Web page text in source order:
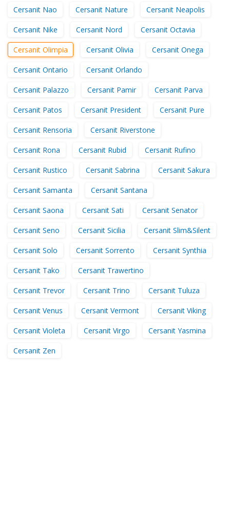
Cersanit Nao Cersanit Nature Cersanit Neapolis
Cersanit Nike Cersanit Nord Cersanit Octavia
Cersanit Olimpia Cersanit Olivia Cersanit Onega
Cersanit Ontario Cersanit Orlando
Cersanit Palazzo Cersanit Pamir Cersanit Parva
Cersanit Patos Cersanit President Cersanit Pure
Cersanit Rensoria Cersanit Riverstone
Cersanit Rona Cersanit Rubid Cersanit Rufino
Cersanit Rustico Cersanit Sabrina Cersanit Sakura
Cersanit Samanta Cersanit Santana
Cersanit Saona Cersanit Sati Cersanit Senator
Cersanit Seno Cersanit Sicilia Cersanit Slim&Silent
Cersanit Solo Cersanit Sorrento Cersanit Synthia
Cersanit Tako Cersanit Trawertino
Cersanit Trevor Cersanit Trino Cersanit Tuluza
Cersanit Venus Cersanit Vermont Cersanit Viking
Cersanit Violeta Cersanit Virgo Cersanit Yasmina
Cersanit Zen